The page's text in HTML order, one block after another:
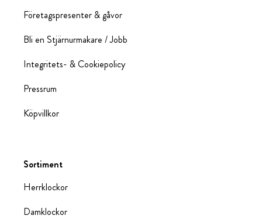
Företagspresenter & gåvor
Bli en Stjärnurmakare / Jobb
Integritets- & Cookiepolicy
Pressrum
Köpvillkor
Sortiment
Herrklockor
Damklockor